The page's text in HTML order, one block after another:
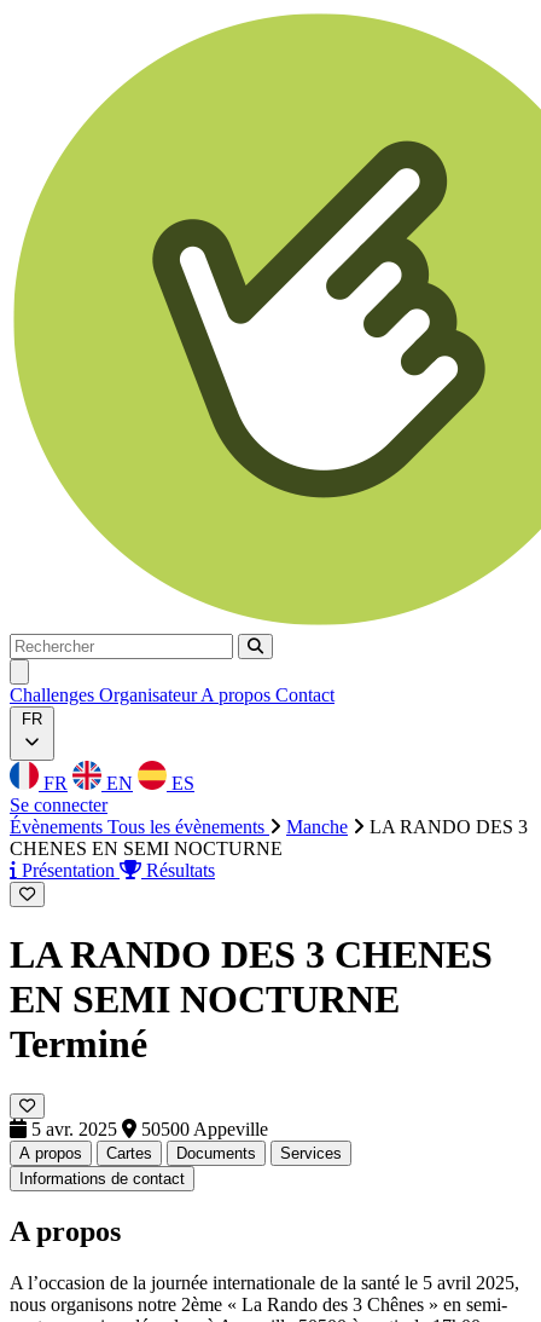
Rechercher
Rechercher
Challenges OrganisateurA propos Contact
FR
FR EN
ES
Se connecter
Évènements Tous les évènements Manche
LA RANDO DES 3
CHENES EN SEMI NOCTURNE
Présentation
Résultats
LA RANDO DES 3 CHENES
EN SEMI NOCTURNE
Terminé
5 avr. 2025 50500 Appeville
A propos Cartes Documents
Services
Informations de contact
A propos
A l’occasion de la journée internationale de la santé le 5 avril 2025,
nous organisons notre 2ème « La Rando des 3 Chênes » en semi-